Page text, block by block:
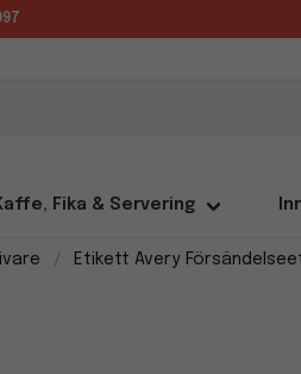
Fika & Servering
Etikett Avery